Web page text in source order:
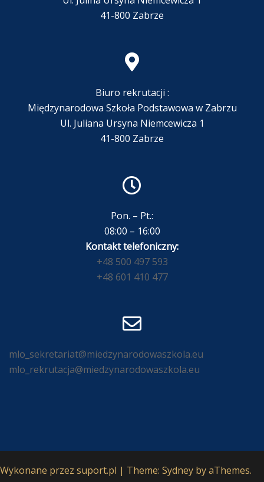
41-800 Zabrze
Biuro rekrutacji :
Międzynarodowa Szkoła Podstawowa w Zabrzu
Ul. Juliana Ursyna Niemcewicza 1
41-800 Zabrze
Pon. – Pt.:
08:00 – 16:00
Kontakt telefoniczny:
+48 500 497 593
+48 601 410 477
mlo_sekretariat@miedzynarodowaszkola.eu
mlo_rekrutacja@miedzynarodowaszkola.eu
Wykonane przez suport.pl | Theme: Sydney by aThemes.